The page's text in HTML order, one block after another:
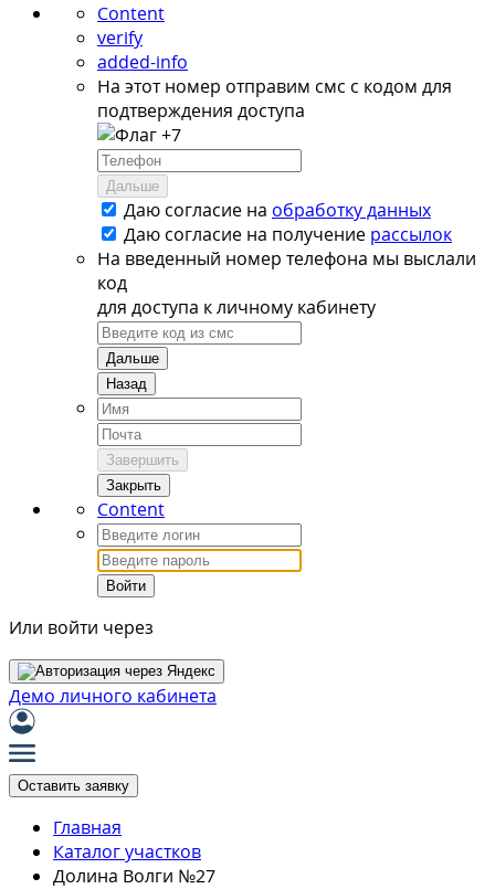
Content
verify
added-info
На этот номер отправим смс с кодом для
подтверждения доступа
+7
Дальше
Даю согласие на обработку данных
Даю согласие на получение рассылок
На введенный номер телефона мы выслали
код
для доступа к личному кабинету
Дальше
Назад
Завершить
Закрыть
Content
Войти
Или войти через
Демо личного кабинета
Оставить заявку
Главная
Каталог участков
Долина Волги №27